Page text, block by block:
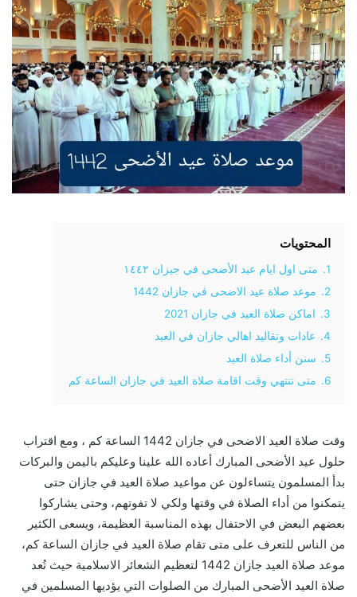
المحتويات
1.
متى اول ايام عيد الأضحى في جيزان ١٤٤٢
2.
موعد صلاة عيد الاضحى في جازان 1442
3.
اماكن صلاة العيد في جازان 2021
4.
عادات وتقاليد اهالي جازان في العيد
5.
سنن أداء صلاة العيد
6.
متى تنتهي وقت اقامة صلاة العيد في جازان الساعة كم
وقت صلاة العيد الاضحى في جازان 1442 الساعة كم ، ومع اقتراب
حلول عيد الأضحى المبارك أعاده الله علينا وعليكم باليمن والبركات
بدأ المسلمون يتساءلون عن مواعيد صلاة العيد في جازان حتى
يتمكنوا من أداء الصلاة في وقتها ولكي لا تفوتهم، وحتى يشاركوا
بعضهم البعض في الاحتفال بهذه المناسبة العظيمة، ويسعى الكثير
من الناس للتعرف على متى تقام صلاة العيد في جازان الساعة كم،
موعد صلاة العيد جازان 1442 لتعظيم الشعائر الاسلامية حيث تُعد
صلاة العيد الأضحى المبارك من الصلوات التي يؤديها المسلمين في